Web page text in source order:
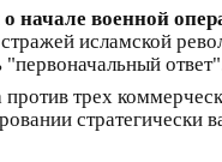
начале военной
исламской
трех
стратегически